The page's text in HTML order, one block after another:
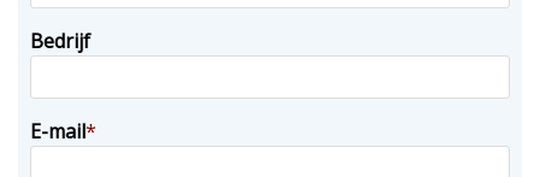
Bedrijf
E-mail*